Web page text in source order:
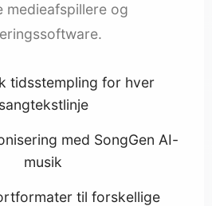
og
tidsstempling for hver
sangtekstlinje
med SongGen AI-
musik
til forskellige